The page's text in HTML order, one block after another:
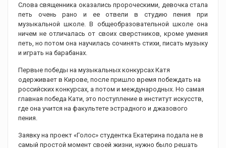
Слова священника оказались пророческими, девочка стала
петь очень рано и ее отвели в студию пения при
музыкальной школе. В общеобразовательной школе она
ничем не отличалась от своих сверстников, кроме умения
петь, но потом она научилась сочинять стихи, писать музыку
и играть на барабанах.
Первые победы на музыкальных конкурсах Катя
одерживает в Кирове, после пришло время побеждать на
российских конкурсах, а потом и международных. Но самая
главная победа Кати, это поступление в институт искусств,
где она учится на факультете эстрадного и джазового
пения.
Заявку на проект «Голос» студентка Екатерина подала не в
самый простой момент своей жизни, нужно было решать